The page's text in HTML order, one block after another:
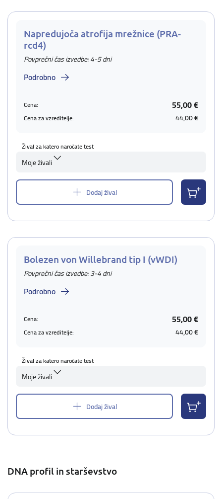
Napredujoča atrofija mrežnice (PRA-
rcd4)
Povprečni čas izvedbe: 4-5 dni
Podrobno
Cena: 55,00 €
Cena za vzreditelje: 44,00 €
Žival za katero naročate test
Moje živali
Dodaj žival
Bolezen von Willebrand tip I (vWDI)
Povprečni čas izvedbe: 3-4 dni
Podrobno
Cena: 55,00 €
Cena za vzreditelje: 44,00 €
Žival za katero naročate test
Moje živali
Dodaj žival
DNA profil in starševstvo